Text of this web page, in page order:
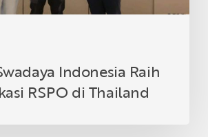
Indonesia Raih
RSPO di Thailand